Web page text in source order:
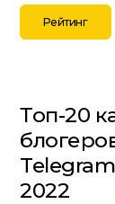
Рейтинг
Топ-20
2022